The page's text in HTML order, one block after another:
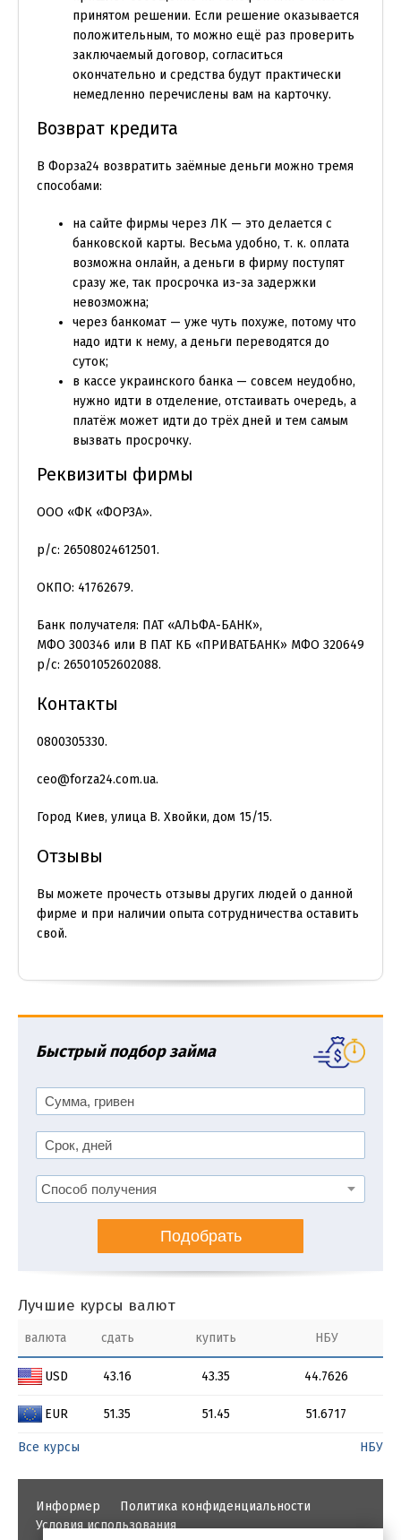
принятом решении. Если решение оказывается
положительным, то можно ещё раз проверить
заключаемый договор, согласиться
окончательно и средства будут практически
немедленно перечислены вам на карточку.
Возврат кредита
В Форза24 возвратить заёмные деньги можно тремя
способами:
на сайте фирмы через ЛК — это делается с
банковской карты. Весьма удобно, т. к. оплата
возможна онлайн, а деньги в фирму поступят
сразу же, так просрочка из-за задержки
невозможна;
через банкомат — уже чуть похуже, потому что
надо идти к нему, а деньги переводятся до
суток;
в кассе украинского банка — совсем неудобно,
нужно идти в отделение, отстаивать очередь, а
платёж может идти до трёх дней и тем самым
вызвать просрочку.
Реквизиты фирмы
ООО «ФК «ФОРЗА».
р/с: 26508024612501.
ОКПО: 41762679.
Банк получателя: ПАТ «АЛЬФА-БАНК»,
МФО 300346 или В ПАТ КБ «ПРИВАТБАНК» МФО 320649
р/с: 26501052602088.
Контакты
0800305330.
сeo@forza24.com.ua.
Город Киев, улица В. Хвойки, дом 15/15.
Отзывы
Вы можете прочесть отзывы других людей о данной
фирме и при наличии опыта сотрудничества оставить
свой.
Быстрый подбор займа
Подобрать
Лучшие курсы валют
валюта сдать купить НБУ
USD 43.16 43.35 44.7626
EUR 51.35 51.45 51.6717
Все курсы НБУ
Информер
Политика конфиденциальности
Условия использования